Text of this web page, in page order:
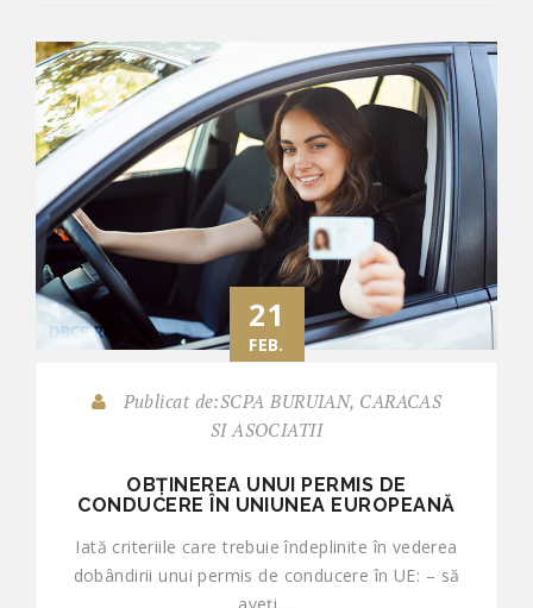
21
FEB.
Publicat de:SCPA BURUIAN, CARACAS
SI ASOCIATII
OBȚINEREA UNUI PERMIS DE
CONDUCERE ÎN UNIUNEA EUROPEANĂ
Iată criteriile care trebuie îndeplinite în vederea
dobândirii unui permis de conducere în UE: – să